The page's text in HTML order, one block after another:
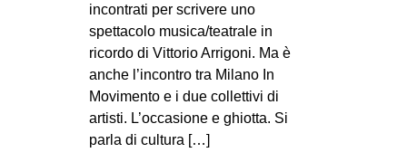
incontrati per scrivere uno
spettacolo musica/teatrale in
ricordo di Vittorio Arrigoni. Ma è
anche l’incontro tra Milano In
Movimento e i due collettivi di
artisti. L’occasione e ghiotta. Si
parla di cultura […]